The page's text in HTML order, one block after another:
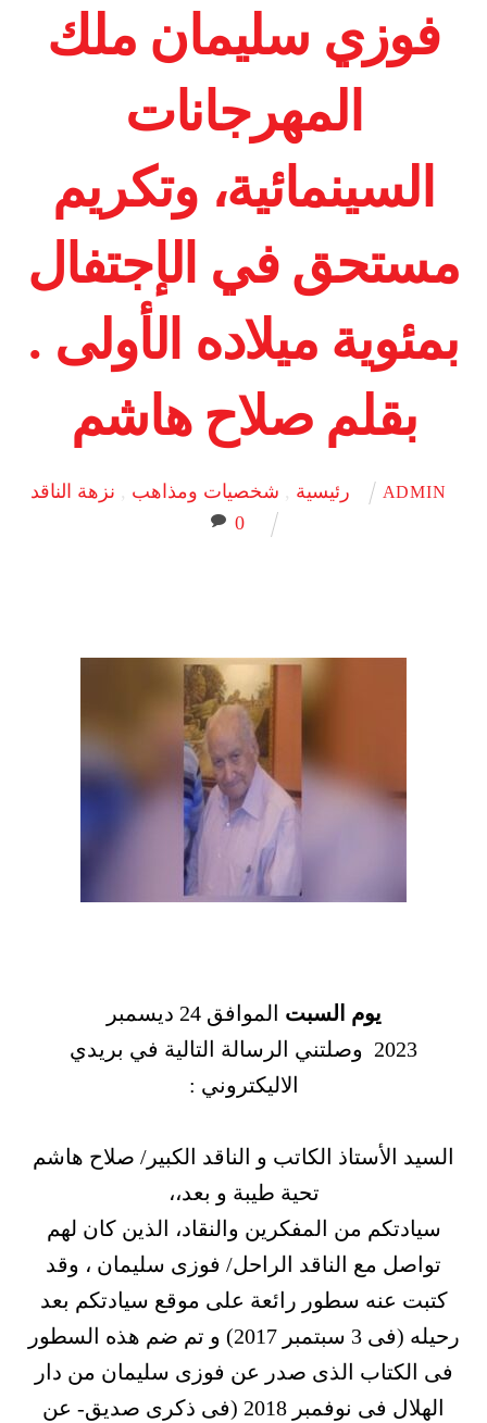
فوزي سليمان ملك
المهرجانات
السينمائية، وتكريم
مستحق في الإجتفال
بمئوية ميلاده الأولى .
بقلم صلاح هاشم
ADMIN رئيسية شخصيات ومذاهب
نزهة الناقد
0
يوم السبت الموافق 24 ديسمبر
2023 وصلتني الرسالة التالية في بريدي
الاليكتروني :
السيد الأستاذ الكاتب و الناقد الكبير/ صلاح هاشم
تحية طيبة و بعد،،
سيادتكم من المفكرين والنقاد، الذين كان لهم
تواصل مع الناقد الراحل/ فوزى سليمان ، وقد
كتبت عنه سطور رائعة على موقع سيادتكم بعد
رحيله (فى 3 سبتمبر 2017) و تم ضم هذه السطور
فى الكتاب الذى صدر عن فوزى سليمان من دار
الهلال فى نوفمبر 2018 (فى ذكرى صديق- عن